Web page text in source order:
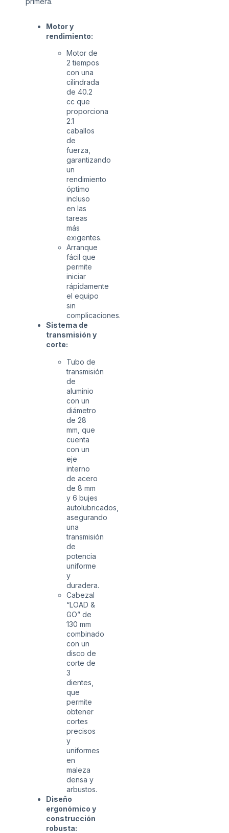
Motor y
rendimiento:
Motor de
2 tiempos
con una
cilindrada
de 40.2
cc que
proporciona
2.1
caballos
de
fuerza,
garantizando
un
rendimiento
óptimo
incluso
en las
tareas
más
exigentes.
Arranque
fácil que
permite
iniciar
rápidamente
el equipo
sin
complicaciones.
Sistema de
transmisión y
corte:
Tubo de
transmisión
de
aluminio
con un
diámetro
de 28
mm, que
cuenta
con un
eje
interno
de acero
de 8 mm
y 6 bujes
autolubricados,
asegurando
una
transmisión
de
potencia
uniforme
y
duradera.
Cabezal
“LOAD &
GO” de
130 mm
combinado
con un
disco de
corte de
3
dientes,
que
permite
obtener
cortes
precisos
y
uniformes
en
maleza
densa y
arbustos.
Diseño
ergonómico y
construcción
robusta: